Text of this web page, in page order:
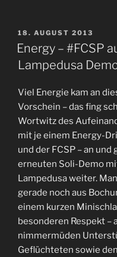
Zeichen
gegen
Homophobie,
Sexismus
und
Rassismus
–
Soli-
Demo
für
#LampedusaHH
–
Oh,
und
Sandhausen
war
VERÖFFENTLICHT
AM
18. AUGUST 2013
Energy – #FCSP
Lampedusa
Viel Energie kam an
Vorschein – das fing
Wortwitz des
mit je einem Energy-
und der FCSP – an
erneuten Soli-Demo
Lampedusa weiter.
gerade noch aus
einem kurzen
besonderen Respekt –
nimmermüden
Geflüchteten sowie